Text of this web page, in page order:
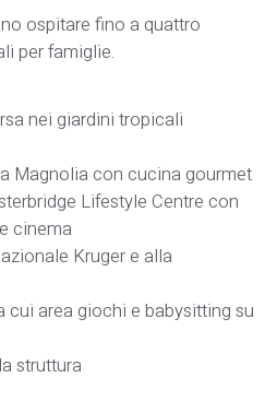
ospitare fino a quattro
per famiglie.
nei giardini tropicali
Magnolia con cucina gourmet
Lifestyle Centre con
cinema
Kruger e alla
cui area giochi e babysitting su
struttura